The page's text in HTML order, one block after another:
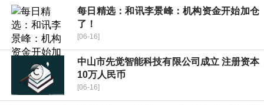
每日精选：和讯李景峰：机构资金开始加仓
了！
[06-16]
中山市先觉智能科技有限公司成立 注册资本
10万人民币
[06-16]